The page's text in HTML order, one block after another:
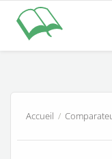
Accueil /